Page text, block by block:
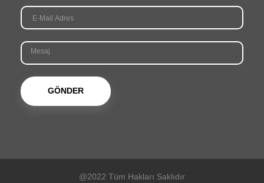
@2022 Tüm Hakları Saklıdır